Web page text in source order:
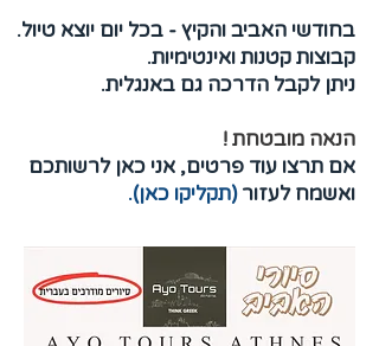
בחודשי האביב והקיץ - בכל יום יוצא טיול.
קבוצות קטנות ואינטימיות.
ניתן לקבל הדרכה גם באנגלית.
הנאה מובטחת !
אם תרצו עוד פרטים, אני כאן לרשותכם
ואשמח לעזור(תקליקו כאן).